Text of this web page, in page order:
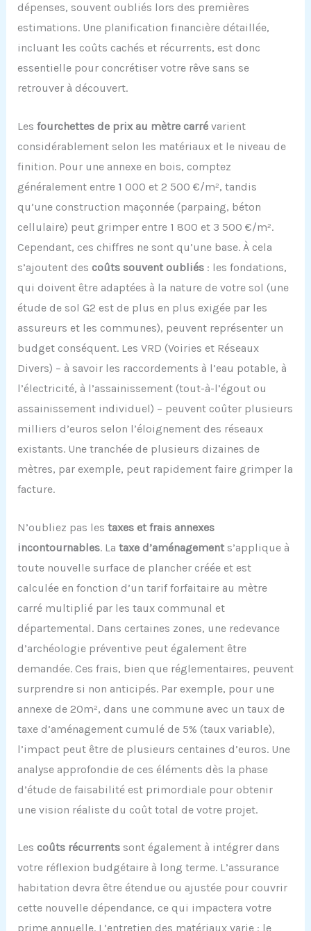
dépenses, souvent oubliés lors des premières
estimations. Une planification financière détaillée,
incluant les coûts cachés et récurrents, est donc
essentielle pour concrétiser votre rêve sans se
retrouver à découvert.
Les fourchettes de prix au mètre carrévarient
considérablement selon les matériaux et le niveau de
finition. Pour une annexe en bois, comptez
généralement entre 1 000 et 2 500 €/m², tandis
qu’une construction maçonnée (parpaing, béton
cellulaire) peut grimper entre 1 800 et 3 500 €/m².
Cependant, ces chiffres ne sont qu’une base. À cela
s’ajoutent des coûts souvent oubliés: les fondations,
qui doivent être adaptées à la nature de votre sol (une
étude de sol G2 est de plus en plus exigée par les
assureurs et les communes), peuvent représenter un
budget conséquent. Les VRD (Voiries et Réseaux
Divers) – à savoir les raccordements à l’eau potable, à
l’électricité, à l’assainissement (tout-à-l’égout ou
assainissement individuel) – peuvent coûter plusieurs
milliers d’euros selon l’éloignement des réseaux
existants. Une tranchée de plusieurs dizaines de
mètres, par exemple, peut rapidement faire grimper la
facture.
N’oubliez pas les taxes et frais annexes
incontournables. La taxe d’aménagements’applique à
toute nouvelle surface de plancher créée et est
calculée en fonction d’un tarif forfaitaire au mètre
carré multiplié par les taux communal et
départemental. Dans certaines zones, une redevance
d’archéologie préventive peut également être
demandée. Ces frais, bien que réglementaires, peuvent
surprendre si non anticipés. Par exemple, pour une
annexe de 20m², dans une commune avec un taux de
taxe d’aménagement cumulé de 5% (taux variable),
l’impact peut être de plusieurs centaines d’euros. Une
analyse approfondie de ces éléments dès la phase
d’étude de faisabilité est primordiale pour obtenir
une vision réaliste du coût total de votre projet.
Les coûts récurrentssont également à intégrer dans
votre réflexion budgétaire à long terme. L’assurance
habitation devra être étendue ou ajustée pour couvrir
cette nouvelle dépendance, ce qui impactera votre
prime annuelle. L’entretien des matériaux varie : le